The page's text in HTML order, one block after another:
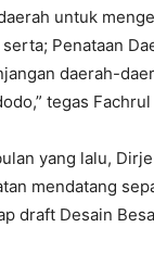
untuk
Penataan
daerah-
tegas Fachrul
yang lalu,
mendatang
draft Desain